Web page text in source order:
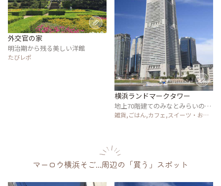
外交官の家
明治期から残る美しい洋館
たびレポ
横浜ランドマークタワー
地上70階建てのみなとみらいのシ
ンボル
雑貨,ごはん,カフェ,スイーツ・お菓
マーロウ横浜そご...周辺の「買う」スポット